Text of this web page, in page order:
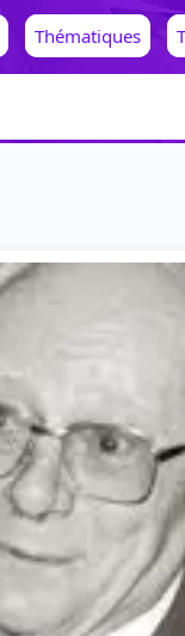
Thématiques